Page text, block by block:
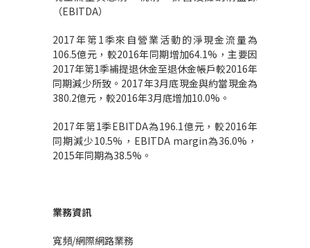
（EBITDA）
2017年第1季來自營業活動的淨現金流量為
106.5億元，較2016年同期增加64.1%，主要因
2017年第1季補提退休金至退休金帳戶較2016年
同期減少所致。2017年3月底現金與約當現金為
380.2億元，較2016年3月底增加10.0%。
2017年第1季EBITDA為196.1億元，較2016年
同期減少10.5%，EBITDA margin為36.0%，
2015年同期為38.5%。
業務資訊
寬頻/網際網路業務